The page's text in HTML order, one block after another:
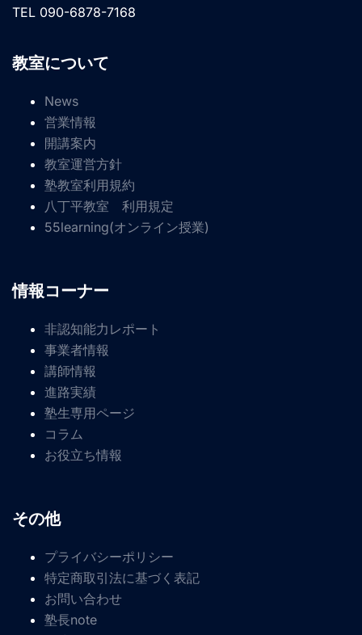
TEL 090-6878-7168
教室について
News
営業情報
開講案内
教室運営方針
塾教室利用規約
八丁平教室 利用規定
55learning(オンライン授業)
情報コーナー
非認知能力レポート
事業者情報
講師情報
進路実績
塾生専用ページ
コラム
お役立ち情報
その他
プライバシーポリシー
特定商取引法に基づく表記
お問い合わせ
塾長note